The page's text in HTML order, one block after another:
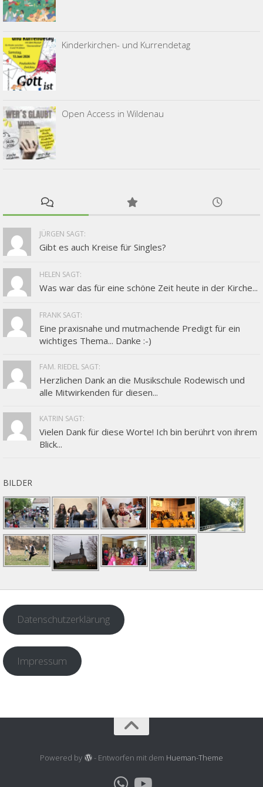
Kinderkirchen- und Kurrendetag
Open Access in Wildenau
JÜRGEN SAGT:
Gibt es auch Kreise für Singles?
HELEN SAGT:
Was war das für eine schöne Zeit heute in der Kirche...
FRANK SAGT:
Eine praxisnahe und mutmachende Predigt für ein
wichtiges Thema... Danke :-)
FAM. RIEDEL SAGT:
Herzlichen Dank an die Musikschule Rodewisch und
alle Mitwirkenden für diesen...
KATRIN SAGT:
Vielen Dank für diese Worte! Ich bin berührt von ihrem
Blick...
BILDER
Datenschutzerklärung
Impressum
Powered by - Entworfen mit dem Hueman-Theme